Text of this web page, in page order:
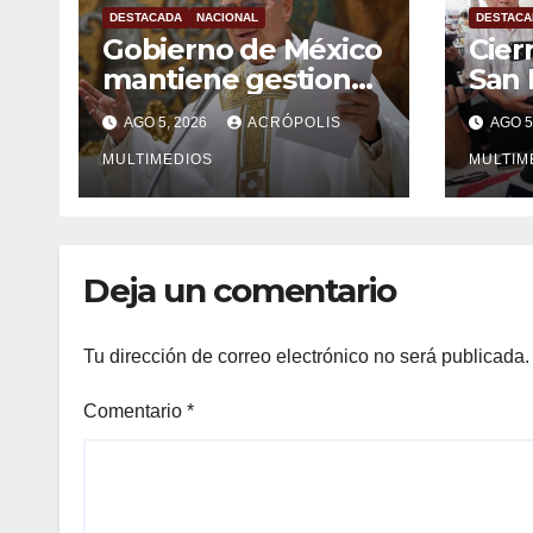
DESTACADA NACIONAL
Gobierno de México
mantiene gestiones
para que el Papa
León XIV visite el
país
AGO 5, 2026 ACRÓPOLIS
MULTIMEDIOS
San
AGO
Deja un comentario
Tu dirección de correo electrónico no será publicada.
Comentario *